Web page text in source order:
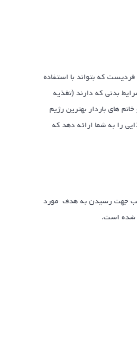
که بتواند با استفاده
بدنی که دارند (تغذیه
های باردار بهترین رژیم
را به شما ارائه دهد که
جهت رسیدن به هدف مورد
شده است.